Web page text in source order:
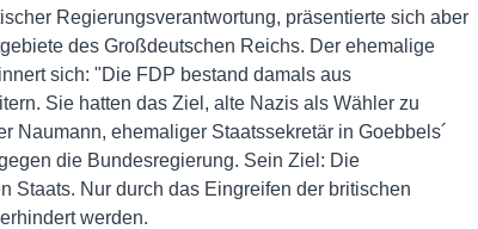
Regierungsverantwortung, präsentierte sich aber
des Großdeutschen Reichs. Der ehemalige
sich: "Die FDP bestand damals aus
Sie hatten das Ziel, alte Nazis als Wähler zu
Naumann, ehemaliger Staatssekretär in Goebbels´
die Bundesregierung. Sein Ziel: Die
Staats. Nur durch das Eingreifen der britischen
werden.